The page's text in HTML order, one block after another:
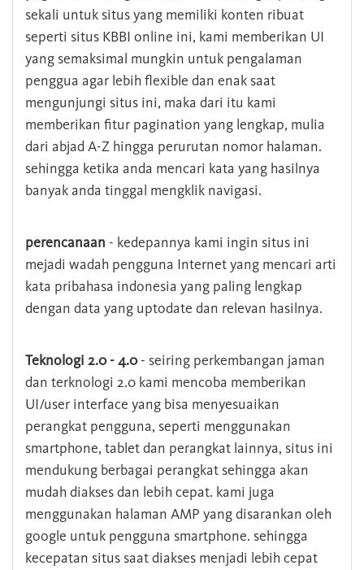
sekali untuk situs yang memiliki konten ribuat
seperti situs KBBI online ini, kami memberikan UI
yang semaksimal mungkin untuk pengalaman
penggua agar lebih flexible dan enak saat
mengunjungi situs ini, maka dari itu kami
memberikan fitur pagination yang lengkap, mulia
dari abjad A-Z hingga perurutan nomor halaman.
sehingga ketika anda mencari kata yang hasilnya
banyak anda tinggal mengklik navigasi.
perencanaan - kedepannya kami ingin situs ini
mejadi wadah pengguna Internet yang mencari arti
kata pribahasa indonesia yang paling lengkap
dengan data yang uptodate dan relevan hasilnya.
Teknologi 2.0 - 4.0- seiring perkembangan jaman
dan terknologi 2.0 kami mencoba memberikan
UI/user interface yang bisa menyesuaikan
perangkat pengguna, seperti menggunakan
smartphone, tablet dan perangkat lainnya, situs ini
mendukung berbagai perangkat sehingga akan
mudah diakses dan lebih cepat. kami juga
menggunakan halaman AMP yang disarankan oleh
google untuk pengguna smartphone. sehingga
kecepatan situs saat diakses menjadi lebih cepat